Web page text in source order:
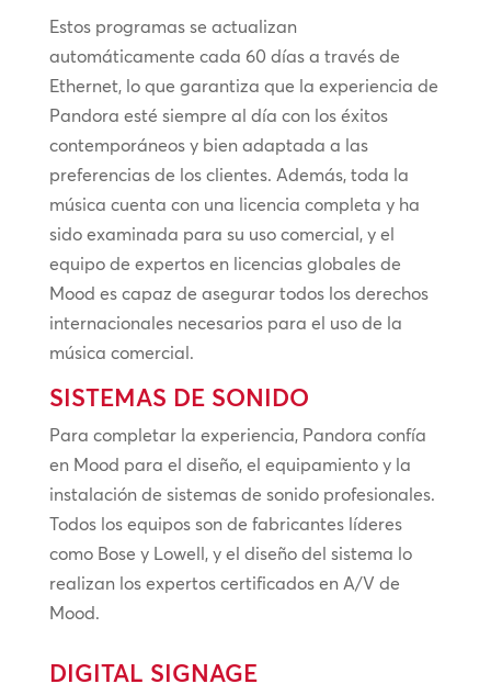
Estos programas se actualizan
automáticamente cada 60 días a través de
Ethernet, lo que garantiza que la experiencia de
Pandora esté siempre al día con los éxitos
contemporáneos y bien adaptada a las
preferencias de los clientes. Además, toda la
música cuenta con una licencia completa y ha
sido examinada para su uso comercial, y el
equipo de expertos en licencias globales de
Mood es capaz de asegurar todos los derechos
internacionales necesarios para el uso de la
música comercial.
SISTEMAS DE SONIDO
Para completar la experiencia, Pandora confía
en Mood para el diseño, el equipamiento y la
instalación de sistemas de sonido profesionales.
Todos los equipos son de fabricantes líderes
como Bose y Lowell, y el diseño del sistema lo
realizan los expertos certificados en A/V de
Mood.
DIGITAL SIGNAGE